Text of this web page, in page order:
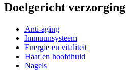
Doelgericht verzorging
Anti-aging
Immuunsysteem
Energie en vitaliteit
Haar en hoofdhuid
Nagels